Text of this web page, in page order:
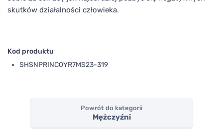
skutków działalności człowieka.
Kod produktu
SHSNPRINC0YR7MS23-319
Powrót do kategorii
Mężczyźni